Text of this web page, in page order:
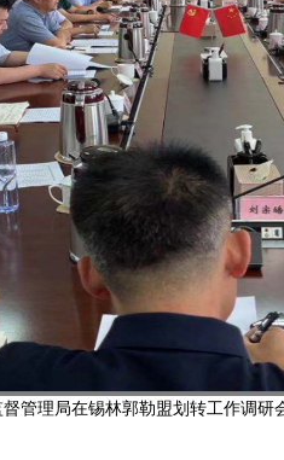
管理局在锡林郭勒盟划转工作调研